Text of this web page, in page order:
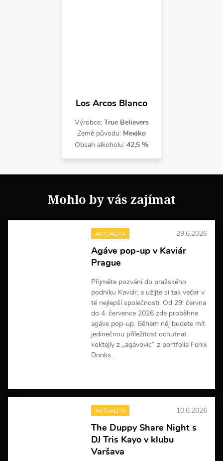
Los Arcos Blanco
Výrobce: True Believers
Země původu: Mexiko
Obsah alkoholu: 42,5 %
Mohlo by vás zajímat
AKTUALITA 29.6.2026
Agáve pop-up v Kaviár
Prague
Přijměte pozvání do pražského
podniku Kaviár, a užijte si tak večer v
té nejlepší společnosti. Od 29. června
do 4. července 2026 zde proběhne
agáve pop-up. Během něj budete mít
jedinečnou příležitost ochutnat
koktejly z „agávovic” z portfolia Fenix
Drinks.
e
i
f
o
r
AKTUALITA 10.6.2026
The Duppy Share Night s
DJ Tris Kayo v klubu
Varšava